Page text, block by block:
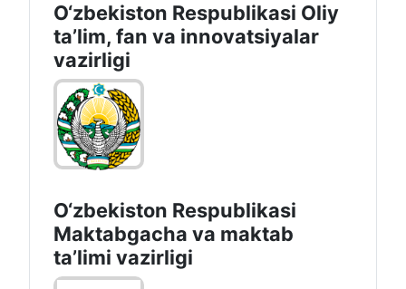
O‘zbekiston Respublikasi Oliy
taʼlim, fan va innovatsiyalar
vazirligi
O‘zbekiston Respublikasi
Maktabgacha va maktab
taʼlimi vazirligi